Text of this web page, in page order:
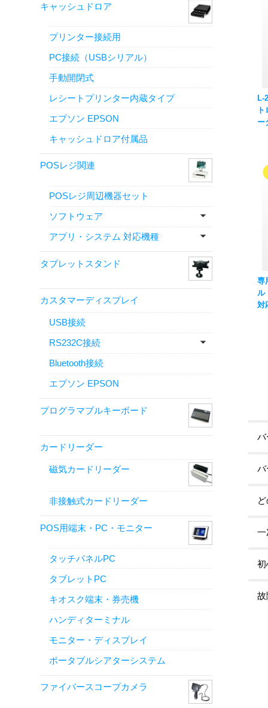
L-
ー
専
ル
対
バ
バ
一
初
故
キャッシュドロア
プリンター接続用
PC接続（USBシリアル）
手動開閉式
レシートプリンター内蔵タイプ
エプソン EPSON
キャッシュドロア付属品
POSレジ関連
POSレジ周辺機器セット
ソフトウェア
アプリ・システム 対応機種
タブレットスタンド
カスタマーディスプレイ
USB接続
RS232C接続
Bluetooth接続
エプソン EPSON
プログラマブルキーボード
カードリーダー
磁気カードリーダー
非接触式カードリーダー
POS用端末・PC・モニター
タッチパネルPC
タブレットPC
キオスク端末・券売機
ハンディターミナル
モニター・ディスプレイ
ポータブルシアターシステム
ファイバースコープカメラ